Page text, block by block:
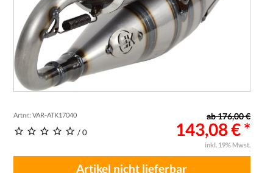
Artnr.: VAR-ATK17040 ab 176,00 €
/ 0 143,08 € *
inkl. 19% Mwst.
Artikel nicht lieferbar